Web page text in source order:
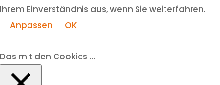
Ihrem Einverständnis aus, wenn Sie weiterfahren.
Anpassen
OK
Das mit den Cookies ...